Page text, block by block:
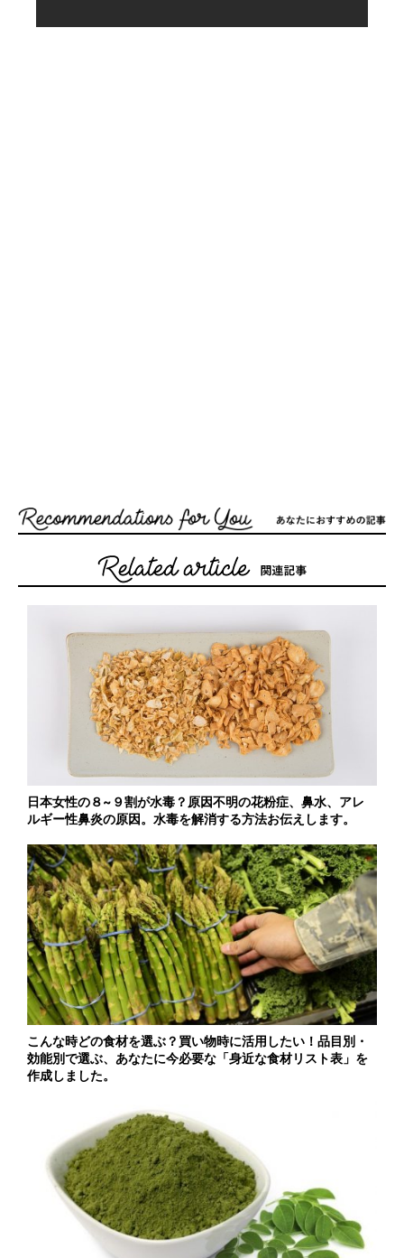
日本女性の８~９割が水毒？原因不明の花粉症、鼻水、アレ
ルギー性鼻炎の原因。水毒を解消する方法お伝えします。
こんな時どの食材を選ぶ？買い物時に活用したい！品目別・
効能別で選ぶ、あなたに今必要な「身近な食材リスト表」を
作成しました。